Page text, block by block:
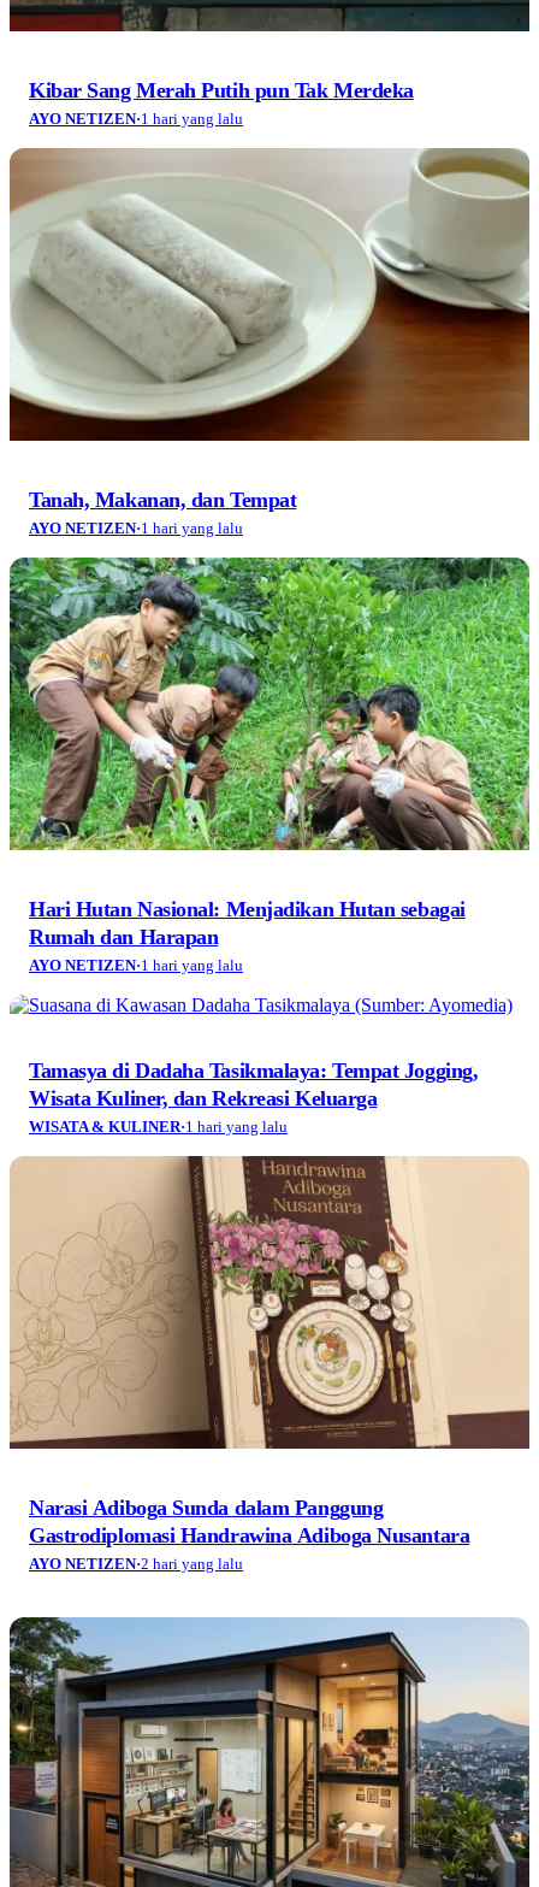
Kibar Sang Merah Putih pun Tak Merdeka
AYO NETIZEN·1 hari yang lalu
Tanah, Makanan, dan Tempat
AYO NETIZEN·1 hari yang lalu
Hari Hutan Nasional: Menjadikan Hutan sebagai
Rumah dan Harapan
AYO NETIZEN·1 hari yang lalu
Tamasya di Dadaha Tasikmalaya: Tempat Jogging,
Wisata Kuliner, dan Rekreasi Keluarga
WISATA & KULINER·1 hari yang lalu
Narasi Adiboga Sunda dalam Panggung
Gastrodiplomasi Handrawina Adiboga Nusantara
AYO NETIZEN·2 hari yang lalu